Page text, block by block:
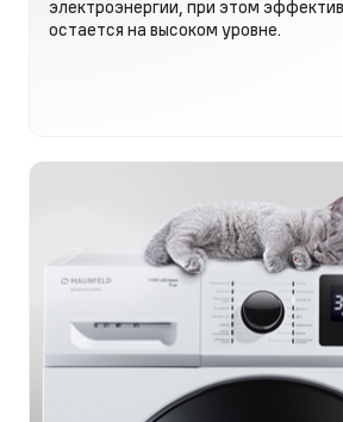
электроэнергии, при этом
остается на высоком уровне.